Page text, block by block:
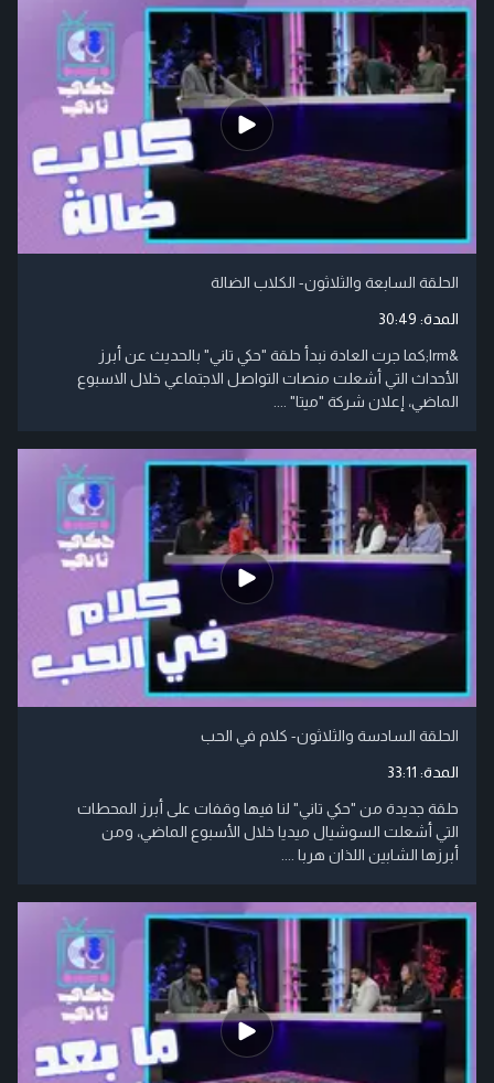
الحلقة السابعة والثلاثون- الكلاب الضالة
المدة: 30:49
&lrm;كما جرت العادة نبدأ حلقة "حكي تاني" بالحديث عن أبرز
الأحداث التي أشعلت منصات التواصل الاجتماعي خلال الاسبوع
الماضي، إعلان شركة "ميتا" ....
الحلقة السادسة والثلاثون- كلام في الحب
المدة: 33:11
حلقة جديدة من "حكي تاني" لنا فيها وقفات على أبرز المحطات
التي أشعلت السوشيال ميديا خلال الأسبوع الماضي، ومن
أبرزها الشابين اللذان هربا ....